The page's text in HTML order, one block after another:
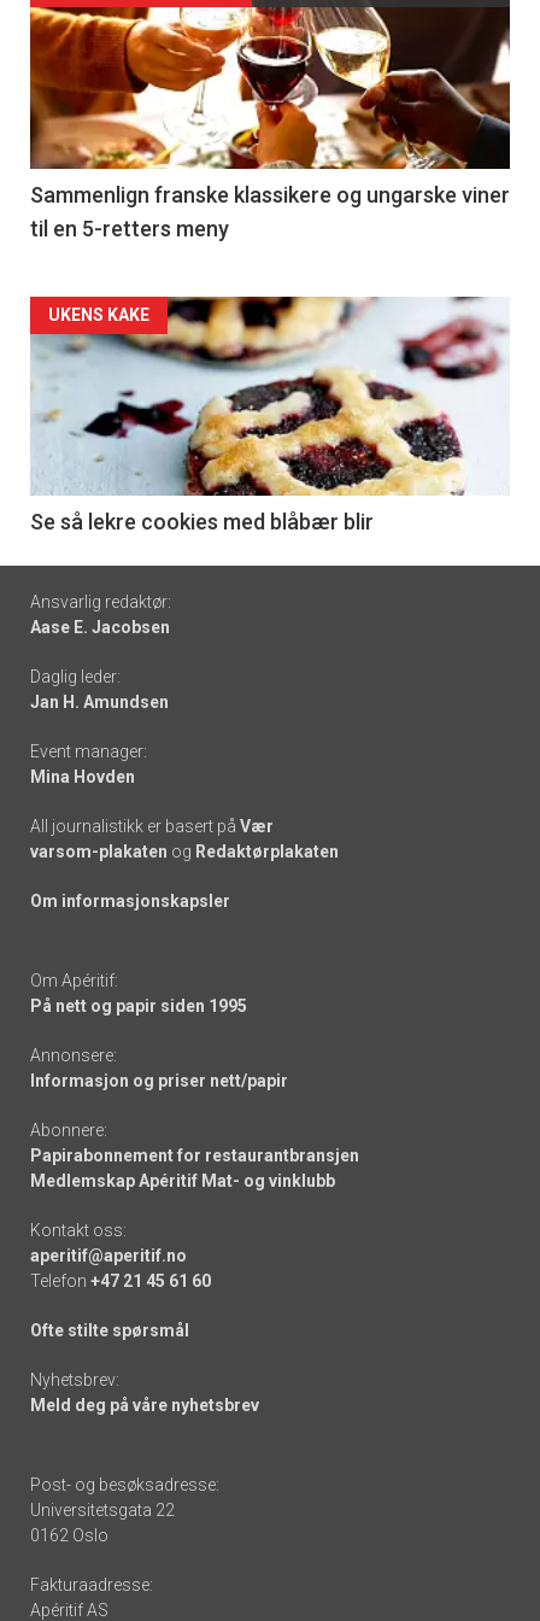
akkurat
nå
-
5
Sammenlign franske klassikere og ungarske viner
til en 5-retters meny
Forsiden
akkurat
nå
6
UKENS KAKE
Se så lekre cookies med blåbær blir
Footer
-
links
Ansvarlig redaktør:
Aase E. Jacobsen
Daglig leder:
Jan H. Amundsen
Event manager:
Mina Hovden
All journalistikk er basert på Vær
varsom-plakaten og Redaktørplakaten
Om informasjonskapsler
Om Apéritif:
På nett og papir siden 1995
Annonsere:
Informasjon og priser nett/papir
Abonnere:
Papirabonnement for restaurantbransjen
Medlemskap Apéritif Mat- og vinklubb
Kontakt oss:
aperitif@aperitif.no
Telefon +47 21 45 61 60
Ofte stilte spørsmål
Nyhetsbrev:
Meld deg på våre nyhetsbrev
Post- og besøksadresse:
Universitetsgata 22
0162 Oslo
Fakturaadresse:
Apéritif AS